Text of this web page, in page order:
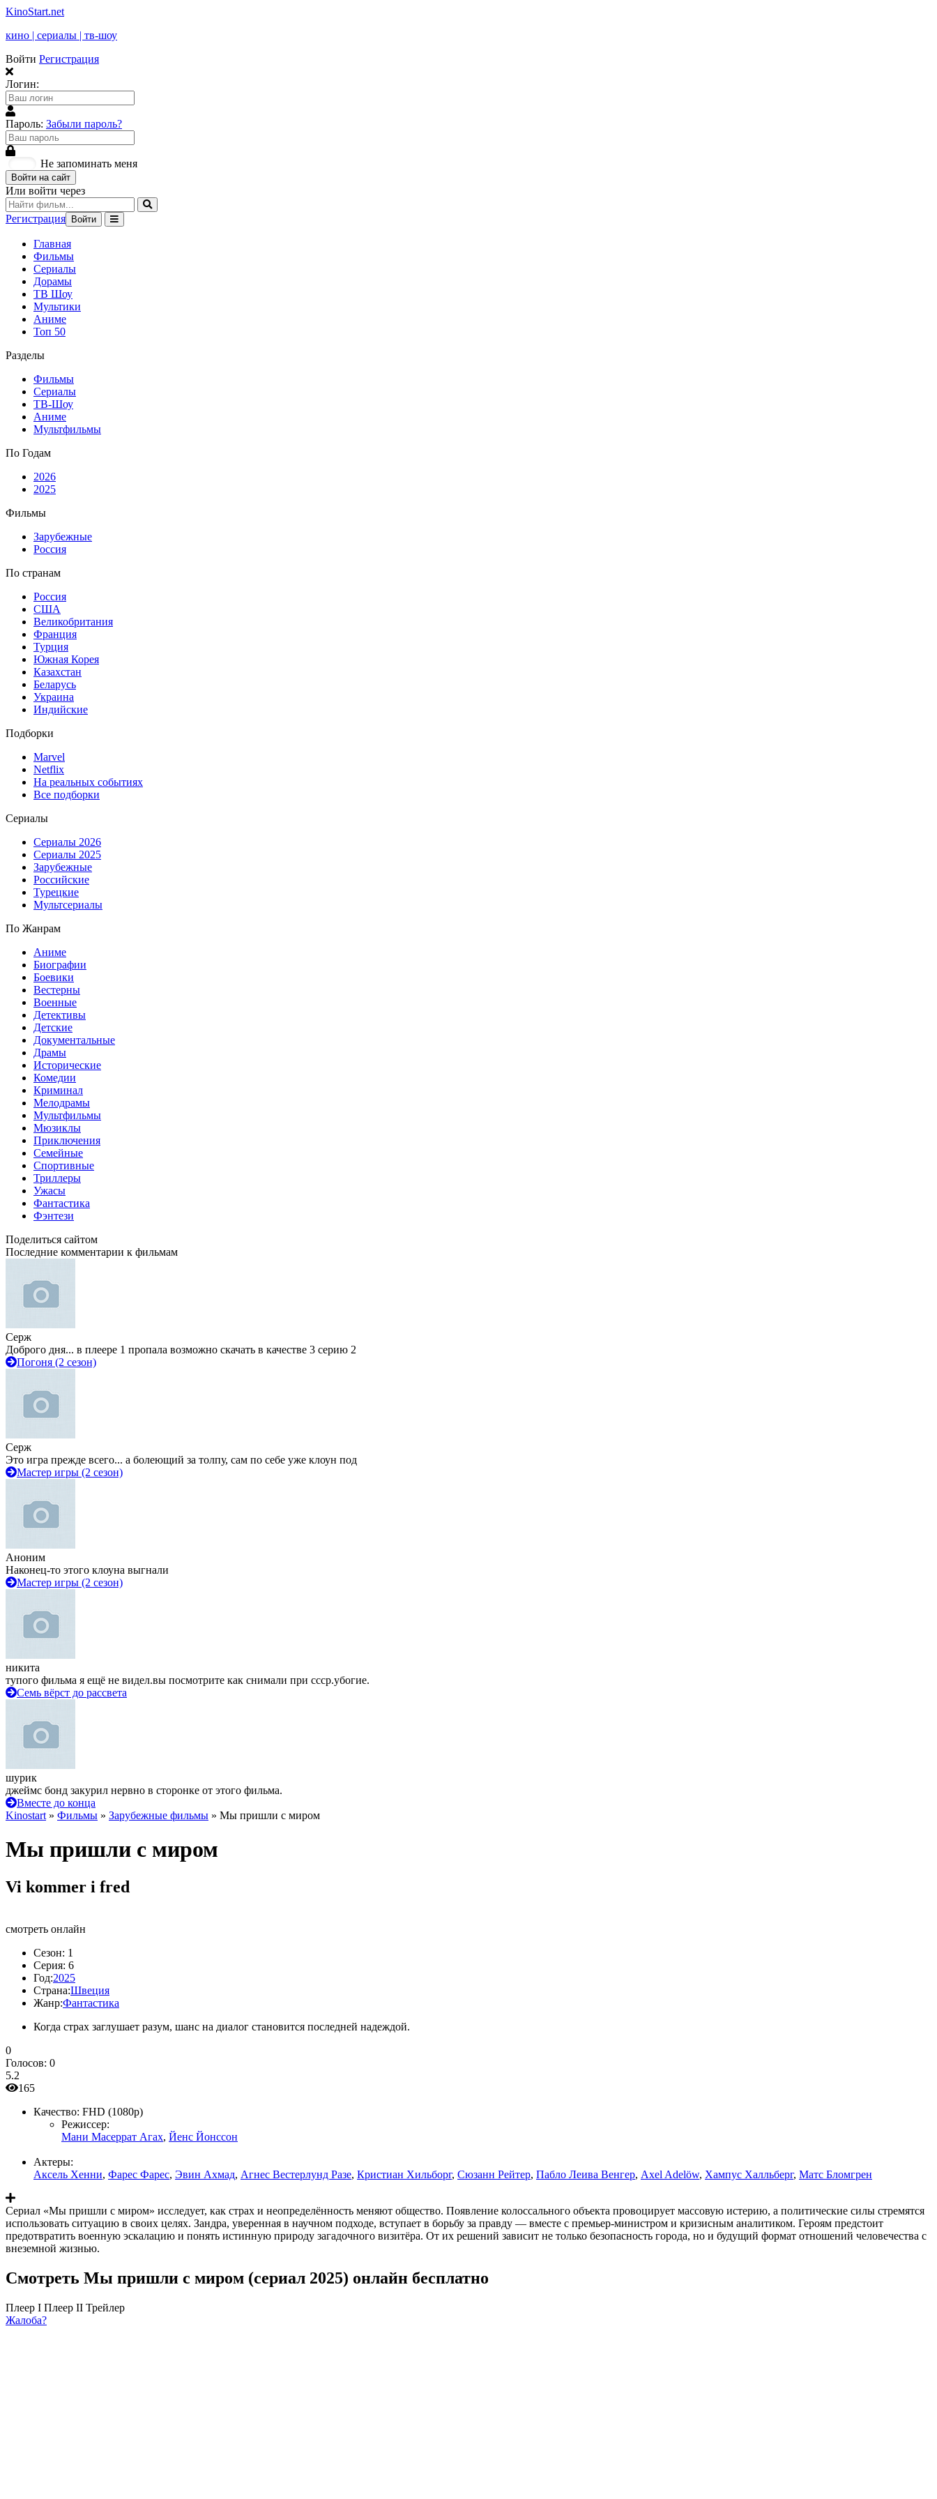
KinoStart.net
кино | сериалы | тв-шоу
Войти Регистрация
Логин:
Пароль: Забыли пароль?
Не запоминать меня
Войти на сайт
Или войти через
Регистрация Войти
Главная
Фильмы
Сериалы
Дорамы
ТВ Шоу
Мультики
Аниме
Топ 50
Разделы
Фильмы
Сериалы
ТВ-Шоу
Аниме
Мультфильмы
По Годам
2026
2025
Фильмы
Зарубежные
Россия
По странам
Россия
США
Великобритания
Франция
Турция
Южная Корея
Казахстан
Беларусь
Украина
Индийские
Подборки
Marvel
Netflix
На реальных событиях
Все подборки
Сериалы
Сериалы 2026
Сериалы 2025
Зарубежные
Российские
Турецкие
Мультсериалы
По Жанрам
Аниме
Биографии
Боевики
Вестерны
Военные
Детективы
Детские
Документальные
Драмы
Исторические
Комедии
Криминал
Мелодрамы
Мультфильмы
Мюзиклы
Приключения
Семейные
Спортивные
Триллеры
Ужасы
Фантастика
Фэнтези
Поделиться сайтом
Последние комментарии к фильмам
Серж
Доброго дня... в плеере 1 пропала возможно скачать в качестве 3 серию 2
Погоня (2 сезон)
Серж
Это игра прежде всего... а болеющий за толпу, сам по себе уже клоун под
Мастер игры (2 сезон)
Аноним
Наконец-то этого клоуна выгнали
Мастер игры (2 сезон)
никита
тупого фильма я ещё не видел.вы посмотрите как снимали при ссср.убогие.
Семь вёрст до рассвета
шурик
джеймс бонд закурил нервно в сторонке от этого фильма.
Вместе до конца
Kinostart » Фильмы » Зарубежные фильмы » Мы пришли с миром
Мы пришли с миром
Vi kommer i fred
смотреть онлайн
Сезон: 1
Серия: 6
Год:2025
Страна:Швеция
Жанр:Фантастика
Когда страх заглушает разум, шанс на диалог становится последней надеждой.
0
Голосов: 0
5.2
165
Качество: FHD (1080p)
Режиссер:
Мани Масеррат Агах, Йенс Йонссон
Актеры:
Аксель Хенни, Фарес Фарес, Эвин Ахмад, Агнес Вестерлунд Разе, Кристиан Хильборг, Сюзанн Рейтер, Пабло Леива Венгер, Axel Adelöw, Хампус Халльберг, Матс Бломгрен
Сериал «Мы пришли с миром» исследует, как страх и неопределённость меняют общество. Появление колоссального объекта провоцирует массовую истерию, а политические силы стремятся
использовать ситуацию в своих целях. Зандра, уверенная в научном подходе, вступает в борьбу за правду — вместе с премьер-министром и кризисным аналитиком. Героям предстоит
предотвратить военную эскалацию и понять истинную природу загадочного визитёра. От их решений зависит не только безопасность города, но и будущий формат отношений человечества с
внеземной жизнью.
Смотреть Мы пришли с миром (сериал 2025) онлайн бесплатно
Плеер I Плеер II Трейлер
Жалоба?